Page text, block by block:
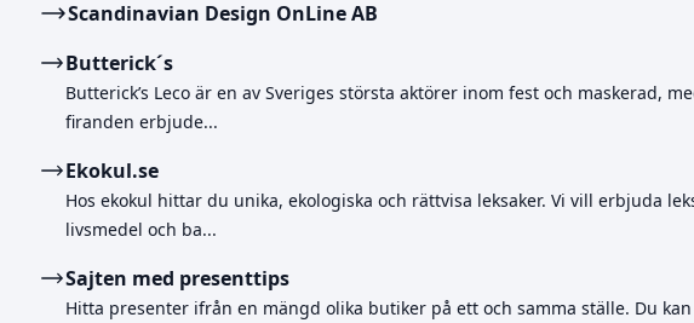
Scandinavian Design OnLine AB
Butterick´s
Butterick’s Leco är en av Sveriges största aktörer inom fest och
firanden erbjude...
Ekokul.se
Hos ekokul hittar du unika, ekologiska och rättvisa leksaker. Vi vill erbjuda
livsmedel och ba...
Sajten med presenttips
Hitta presenter ifrån en mängd olika butiker på ett och samma ställe. Du